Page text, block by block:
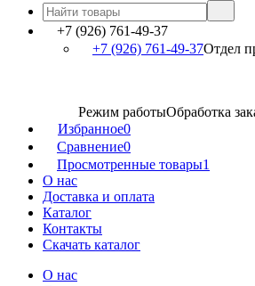
+7 (926) 761-49-37
+7 (926) 761-49-37Отдел
Режим работыОбработка
Избранное0
Сравнение0
Просмотренные товары1
О нас
Доставка и оплата
Каталог
Контакты
Скачать каталог
О нас